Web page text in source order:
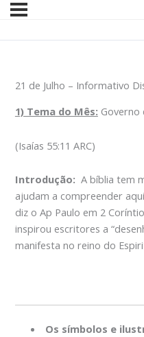
21 de Julho – Informativo
1) Tema do Mês: Governo
(Isaías 55:11 ARC)
Introdução: A bíblia tem
ajudam a compreender
diz o Ap Paulo em 2
inspirou escritores a
manifesta no reino do
Os símbolos e